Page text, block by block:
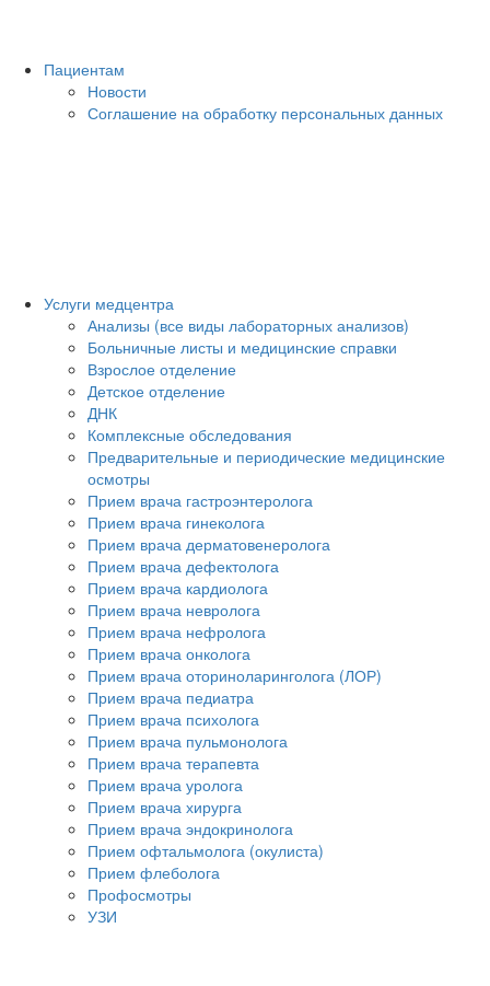
Пациентам
Новости
Соглашение на обработку персональных данных
Услуги медцентра
Анализы (все виды лабораторных анализов)
Больничные листы и медицинские справки
Взрослое отделение
Детское отделение
ДНК
Комплексные обследования
Предварительные и периодические медицинские
осмотры
Прием врача гастроэнтеролога
Прием врача гинеколога
Прием врача дерматовенеролога
Прием врача дефектолога
Прием врача кардиолога
Прием врача невролога
Прием врача нефролога
Прием врача онколога
Прием врача оториноларинголога (ЛОР)
Прием врача педиатра
Прием врача психолога
Прием врача пульмонолога
Прием врача терапевта
Прием врача уролога
Прием врача хирурга
Прием врача эндокринолога
Прием офтальмолога (окулиста)
Прием флеболога
Профосмотры
УЗИ